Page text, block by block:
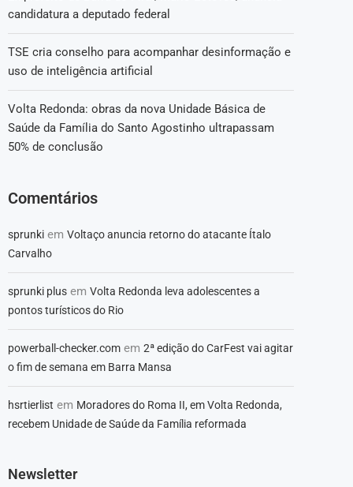
candidatura a deputado federal
TSE cria conselho para acompanhar desinformação e
uso de inteligência artificial
Volta Redonda: obras da nova Unidade Básica de
Saúde da Família do Santo Agostinho ultrapassam
50% de conclusão
Comentários
sprunki em Voltaço anuncia retorno do atacante Ítalo
Carvalho
sprunki plus em Volta Redonda leva adolescentes a
pontos turísticos do Rio
powerball-checker.com em 2ª edição do CarFest vai agitar
o fim de semana em Barra Mansa
hsrtierlist em Moradores do Roma II, em Volta Redonda,
recebem Unidade de Saúde da Família reformada
Newsletter